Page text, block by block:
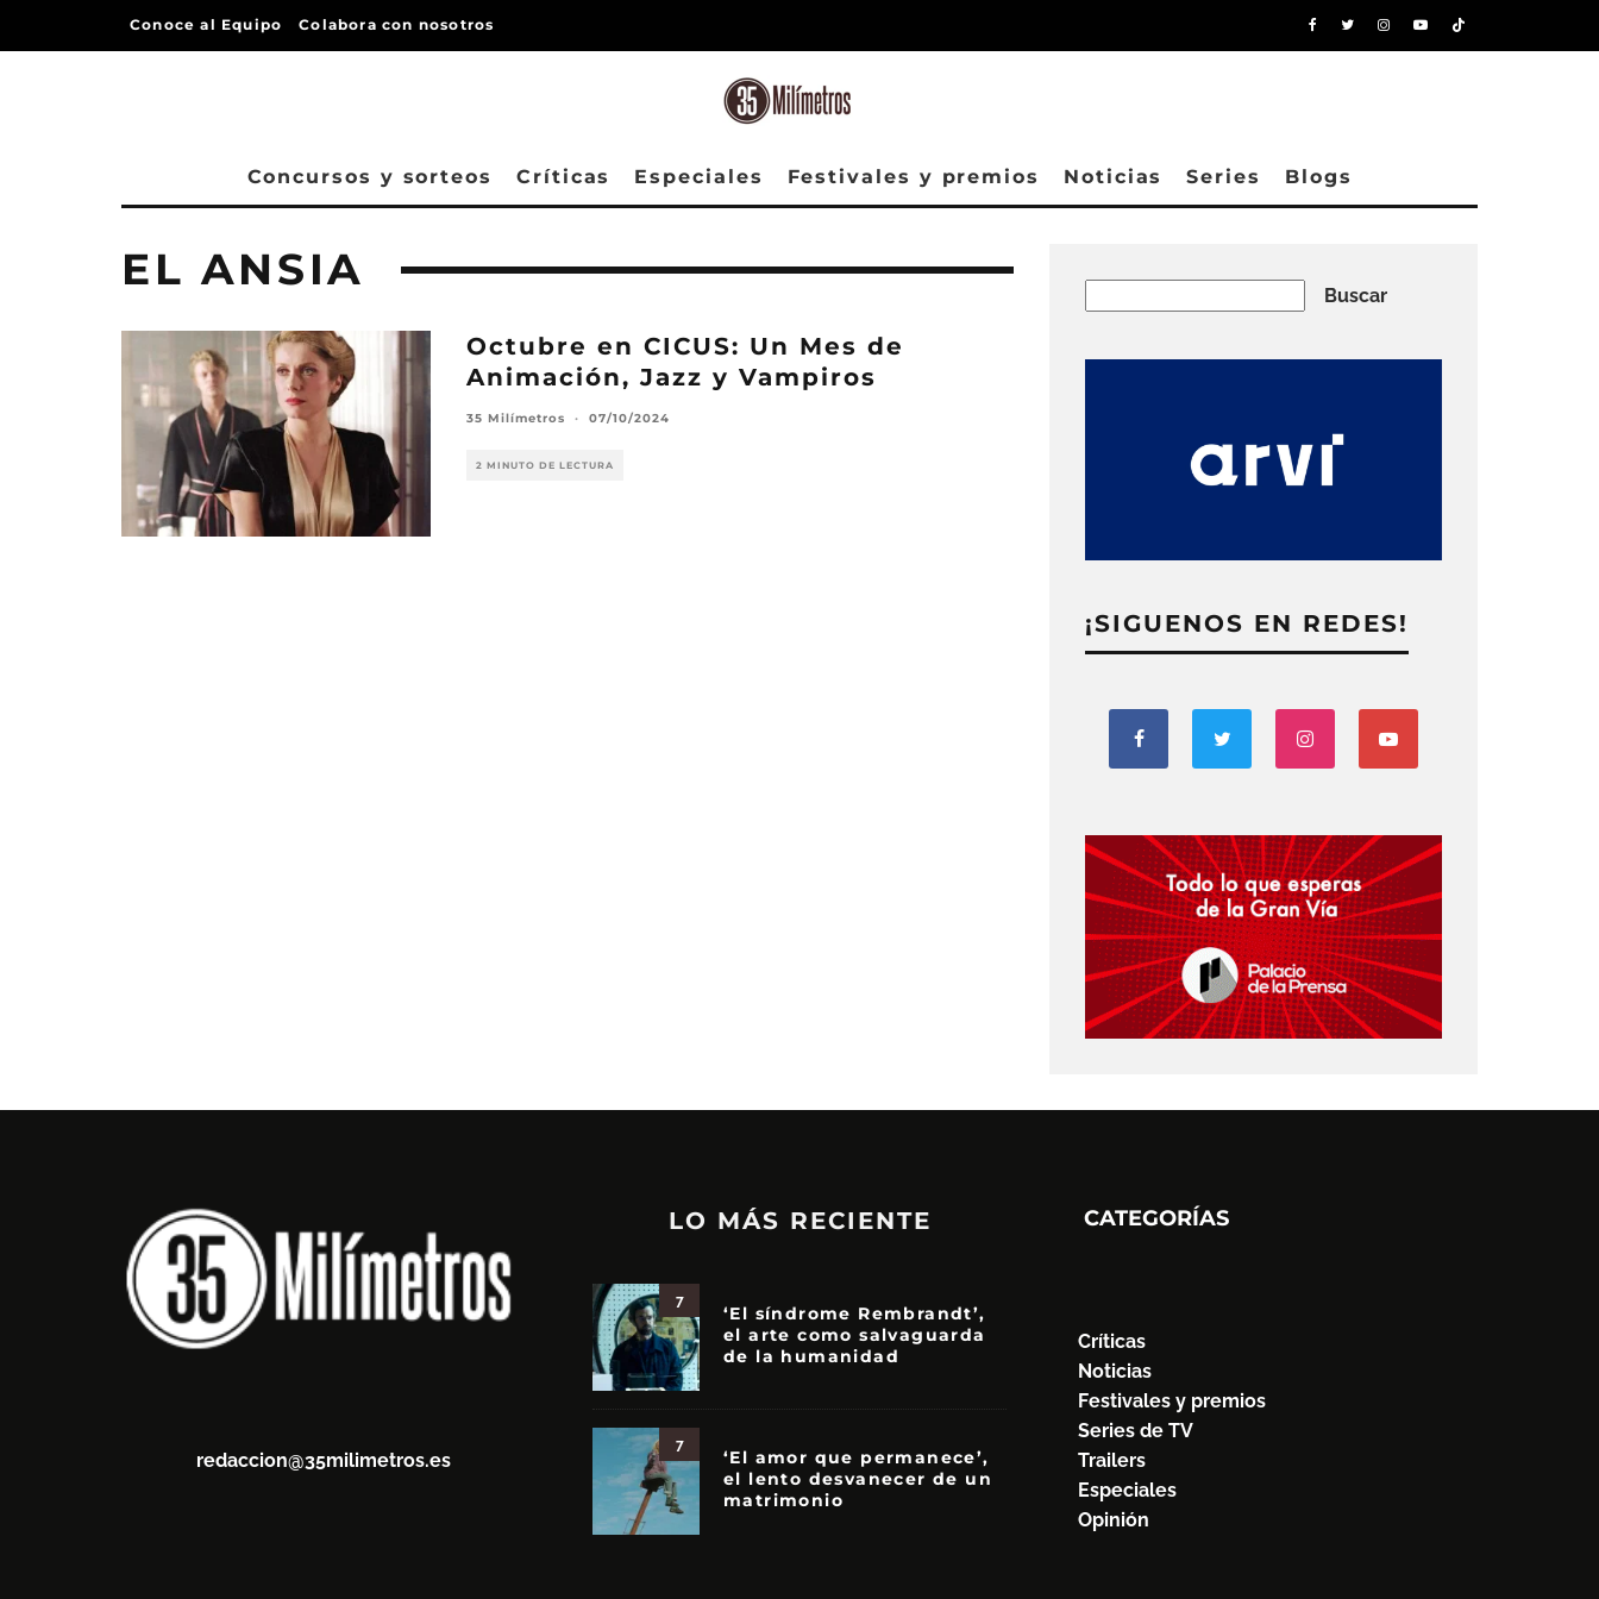
Conoce al Equipo Colabora con nosotros
Concursos y sorteos Críticas Especiales Festivales y premios Noticias Series Blogs
EL ANSIA
Octubre en CICUS: Un Mes de
Animación, Jazz y Vampiros
35 Milímetros · 07/10/2024
2 MINUTO DE LECTURA
Buscar
¡SIGUENOS EN REDES!
redaccion@35milimetros.es
LO MÁS RECIENTE
7
‘El síndrome Rembrandt’,
el arte como salvaguarda
de la humanidad
7
‘El amor que permanece’,
el lento desvanecer de un
matrimonio
CATEGORÍAS
Críticas
Noticias
Festivales y premios
Series de TV
Trailers
Especiales
Opinión